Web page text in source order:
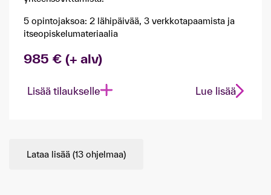
5 opintojaksoa: 2 lähipäivää, 3 verkkotapaamista ja
itseopiskelumateriaalia
985 € (+ alv)
Lisää tilaukselle Lue lisää
Lataa lisää (13 ohjelmaa)